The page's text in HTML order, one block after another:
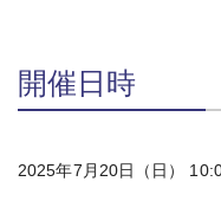
開催日時
2025年7月20日（日）